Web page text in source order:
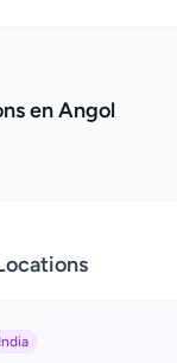
en Angol
India